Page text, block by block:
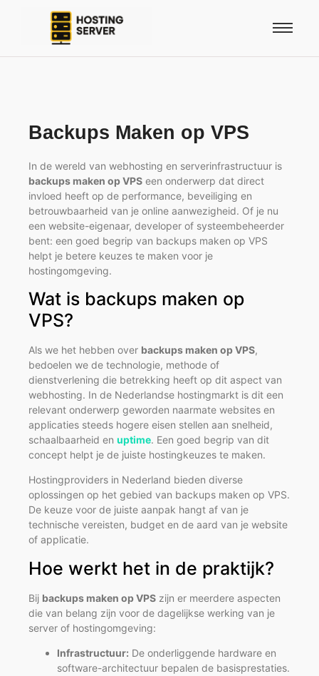
Backups Maken op VPS
In de wereld van webhosting en serverinfrastructuur is
backups maken op VPS een onderwerp dat direct
invloed heeft op de performance, beveiliging en
betrouwbaarheid van je online aanwezigheid. Of je nu
een website-eigenaar, developer of systeembeheerder
bent: een goed begrip van backups maken op VPS
helpt je betere keuzes te maken voor je
hostingomgeving.
Wat is backups maken op
VPS?
Als we het hebben over backups maken op VPS,
bedoelen we de technologie, methode of
dienstverlening die betrekking heeft op dit aspect van
webhosting. In de Nederlandse hostingmarkt is dit een
relevant onderwerp geworden naarmate websites en
applicaties steeds hogere eisen stellen aan snelheid,
schaalbaarheid en uptime. Een goed begrip van dit
concept helpt je de juiste hostingkeuzes te maken.
Hostingproviders in Nederland bieden diverse
oplossingen op het gebied van backups maken op VPS.
De keuze voor de juiste aanpak hangt af van je
technische vereisten, budget en de aard van je website
of applicatie.
Hoe werkt het in de praktijk?
Bij backups maken op VPS zijn er meerdere aspecten
die van belang zijn voor de dagelijkse werking van je
server of hostingomgeving:
Infrastructuur: De onderliggende hardware en
software-architectuur bepalen de basisprestaties.